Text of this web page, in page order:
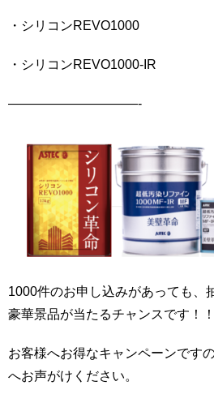
・シリコンREVO1000
・シリコンREVO1000-IR
——————————-
1000件のお申し込みがあっても、
豪華景品が当たるチャンスです！！
お客様へお得なキャンペーンです
へお声がけください。